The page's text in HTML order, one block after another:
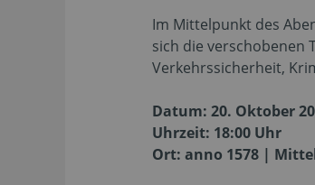
Im Mittelpunkt des
sich die verschobenen
Verkehrssicherheit,
Datum: 20. Oktober
Uhrzeit: 18:00 Uhr
Ort: anno 1578 |